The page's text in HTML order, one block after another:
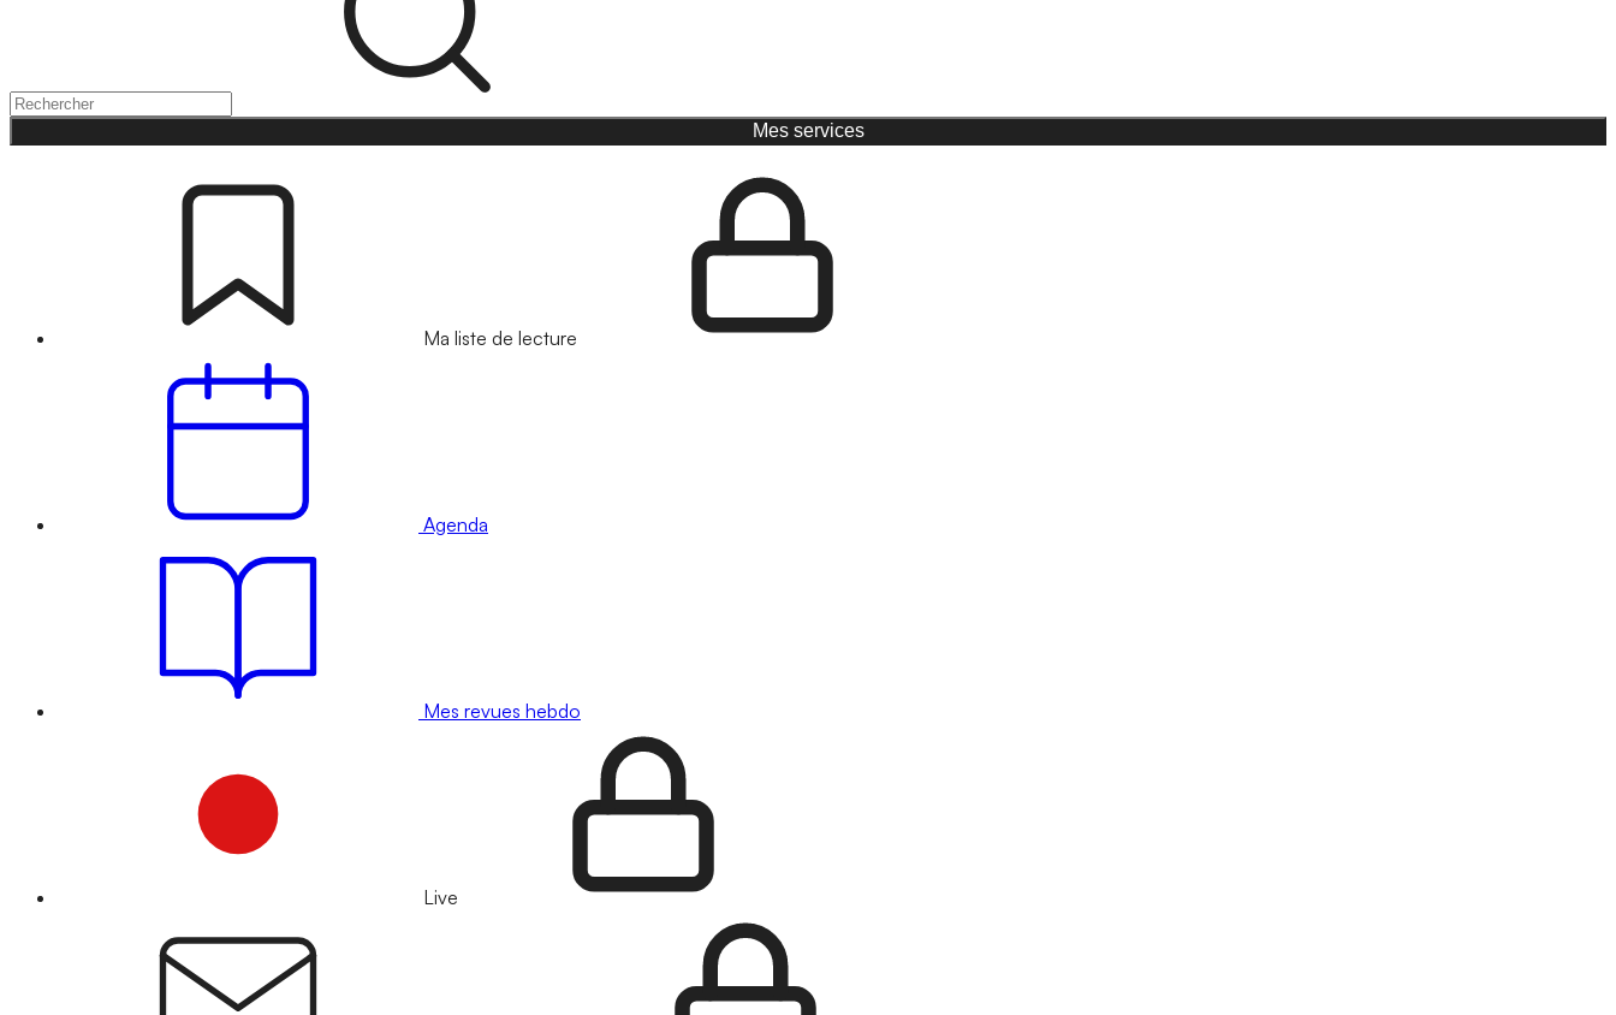
Mes services
Ma liste de lecture
Agenda
Mes revues hebdo
Live